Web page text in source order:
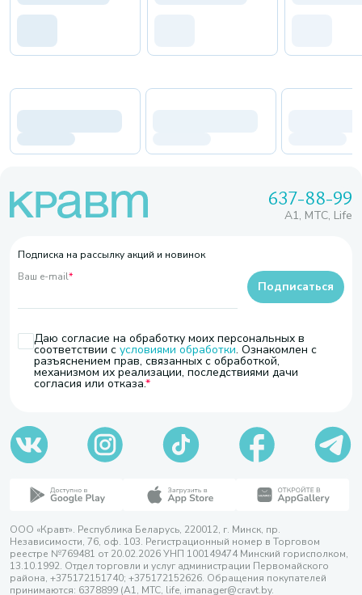
637-88-99
A1, МТС, Life
Подписка на рассылку акций и новинок
Ваш e-mail*
Даю согласие на обработку моих персональных в
соответствии с условиями обработки. Ознакомлен с
разъяснением прав, связанных с обработкой,
механизмом их реализации, последствиями дачи
согласия или отказа.
Подписаться
ООО «Кравт». Республика Беларусь, 220012, г. Минск, пр.
Независимости, 76, оф. 103. Регистрационный номер в Торговом
реестре №769481 от 20.02.2026 УНП 100149474 Минский горисполком,
13.10.1992. Отдел торговли и услуг администрации Первомайского
района, +375172151740; +375172152626. Обращения покупателей
принимаются: 6378899 (А1, МТС, life, imanager@cravt.by.